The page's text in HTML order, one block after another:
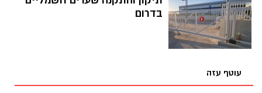
בדרום
עוטף עזה